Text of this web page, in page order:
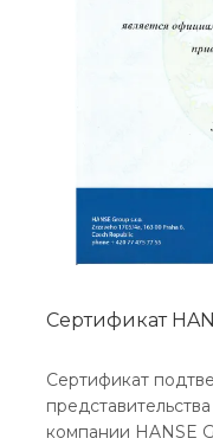
Сертификат
Сертификат
компании HANSE